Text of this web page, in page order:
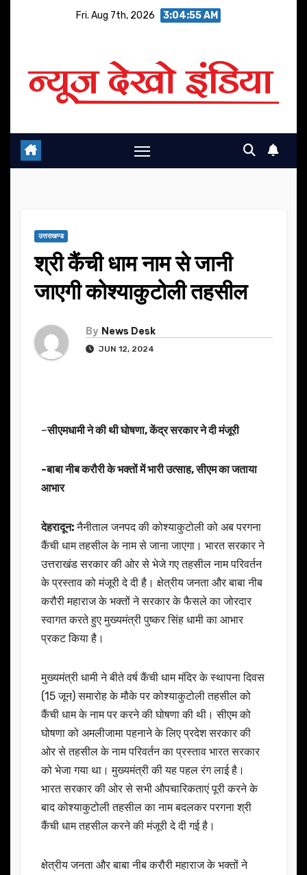
Fri. Aug 7th, 2026 3:04:56 AM
उत्तराखण्ड
श्री कैंची धाम नाम से जानी
जाएगी कोश्याकुटोली तहसील
By News Desk
JUN 12, 2024
–सीएमधामी ने की थी घोषणा, केंद्र सरकार ने दी मंजूरी
-बाबा नीब करौरी के भक्तों में भारी उत्साह, सीएम का जताया
आभार
देहरादून:नैनीताल जनपद की कोश्याकुटोली को अब परगना
कैंची धाम तहसील के नाम से जाना जाएगा। भारत सरकार ने
उत्तराखंड सरकार की ओर से भेजे गए तहसील नाम परिवर्तन
के प्रस्ताव को मंजूरी दे दी है। क्षेत्रीय जनता और बाबा नीब
करौरी महाराज के भक्तों ने सरकार के फैसले का जोरदार
स्वागत करते हुए मुख्यमंत्री पुष्कर सिंह धामी का आभार
प्रकट किया है।
मुख्यमंत्री धामी ने बीते वर्ष कैंची धाम मंदिर के स्थापना दिवस
(15 जून) समारोह के मौके पर कोश्याकुटोली तहसील को
कैंची धाम के नाम पर करने की घोषणा की थी। सीएम को
घोषणा को अमलीजामा पहनाने के लिए प्रदेश सरकार की
ओर से तहसील के नाम परिवर्तन का प्रस्ताव भारत सरकार
को भेजा गया था। मुख्यमंत्री की यह पहल रंग लाई है।
भारत सरकार की ओर से सभी औपचारिकताएं पूरी करने के
बाद कोश्याकुटोली तहसील का नाम बदलकर परगना श्री
कैंची धाम तहसील करने की मंजूरी दे दी गई है।
क्षेत्रीय जनता और बाबा नीब करौरी महाराज के भक्तों ने